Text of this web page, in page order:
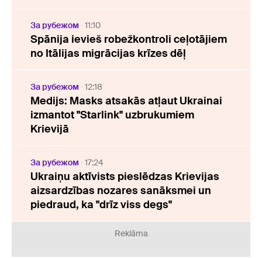
За рубежом 11:10
Spānija ievieš robežkontroli ceļotājiem
no Itālijas migrācijas krīzes dēļ
За рубежом 12:18
Medijs: Masks atsakās atļaut Ukrainai
izmantot "Starlink" uzbrukumiem
Krievijā
За рубежом 17:24
Ukraiņu aktīvists pieslēdzas Krievijas
aizsardzības nozares sanāksmei un
piedraud, ka "drīz viss degs"
Reklāma